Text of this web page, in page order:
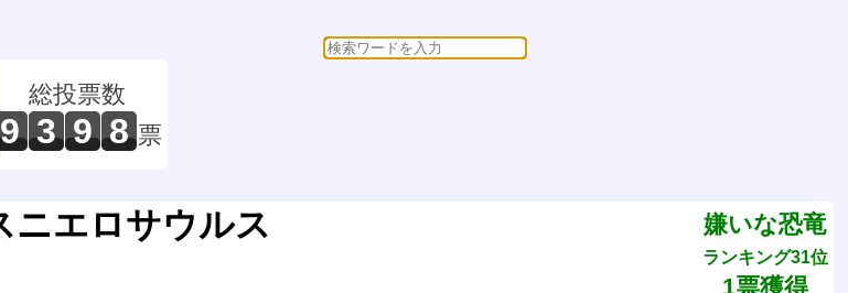
総投票数
9 3 9 8 票
嫌いな恐竜
ランキング31位
1票獲得
ニエロサウルス